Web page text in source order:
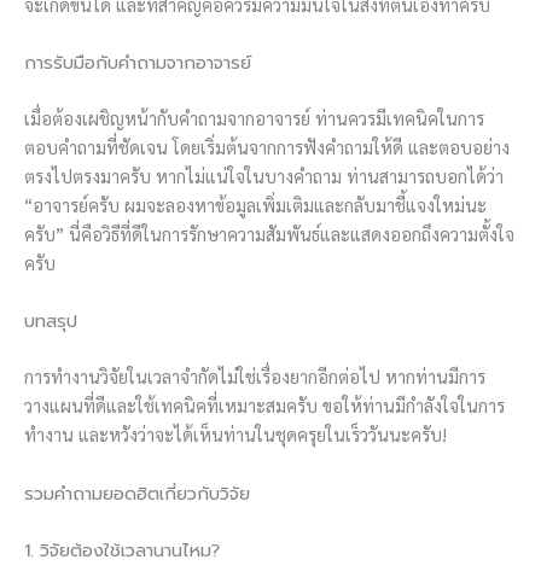
การรับมือกับคำถามจากอาจารย์
เมื่อต้องเผชิญหน้ากับคำถามจากอาจารย์ ท่านควรมีเทคนิคในการ
ตอบคำถามที่ชัดเจน โดยเริ่มต้นจากการฟังคำถามให้ดี และตอบอย่าง
ตรงไปตรงมาครับ หากไม่แน่ใจในบางคำถาม ท่านสามารถบอกได้ว่า
“อาจารย์ครับ ผมจะลองหาข้อมูลเพิ่มเติมและกลับมาชี้แจงใหม่นะ
ครับ” นี่คือวิธีที่ดีในการรักษาความสัมพันธ์และแสดงออกถึงความตั้งใจ
ครับ
บทสรุป
การทำงานวิจัยในเวลาจำกัดไม่ใช่เรื่องยากอีกต่อไป หากท่านมีการ
วางแผนที่ดีและใช้เทคนิคที่เหมาะสมครับ ขอให้ท่านมีกำลังใจในการ
ทำงาน และหวังว่าจะได้เห็นท่านในชุดครุยในเร็ววันนะครับ!
รวมคำถามยอดฮิตเกี่ยวกับวิจัย
1. วิจัยต้องใช้เวลานานไหม?